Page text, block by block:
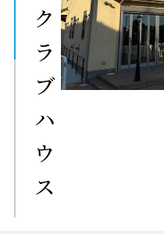
ク
ラ
ブ
ハ
ウ
ス